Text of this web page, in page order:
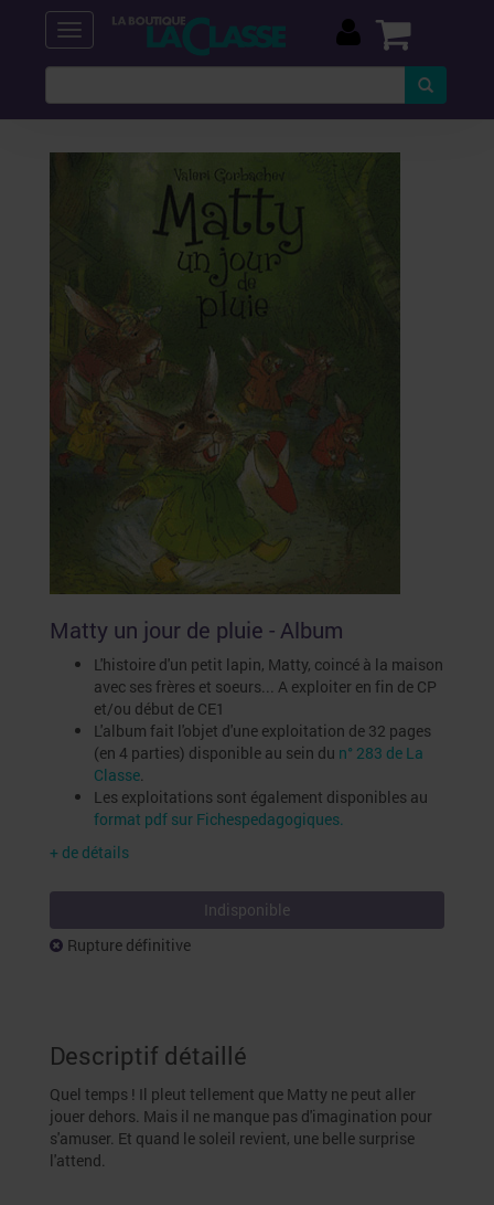
Matty un jour de pluie - Album
L'histoire d'un petit lapin, Matty, coincé à la maison
avec ses frères et soeurs... A exploiter en fin de CP
et/ou début de CE1
L'album fait l'objet d'une exploitation de 32 pages
(en 4 parties) disponible au sein du n° 283 de La
Classe.
Les exploitations sont également disponibles au
format pdf sur Fichespedagogiques.
+ de détails
Indisponible
Rupture définitive
Descriptif détaillé
Quel temps ! Il pleut tellement que Matty ne peut aller
jouer dehors. Mais il ne manque pas d'imagination pour
s'amuser. Et quand le soleil revient, une belle surprise
l'attend.